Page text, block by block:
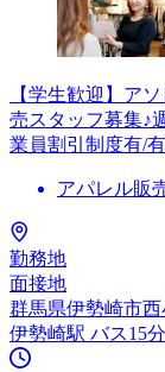
【学生歓迎】ア
売スタッフ募集♪
業員割引制度有/
アパレル販
勤務地
面接地
群馬県伊勢崎市
伊勢崎駅 バス15